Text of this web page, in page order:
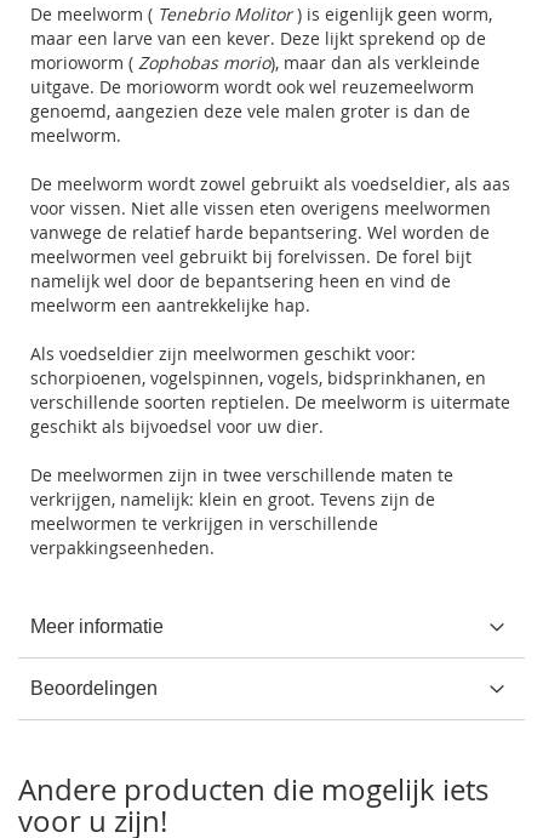
De meelworm ( Tenebrio Molitor) is eigenlijk geen worm,
maar een larve van een kever. Deze lijkt sprekend op de
morioworm ( Zophobas morio), maar dan als verkleinde
uitgave. De morioworm wordt ook wel reuzemeelworm
genoemd, aangezien deze vele malen groter is dan de
meelworm.
De meelworm wordt zowel gebruikt als voedseldier, als aas
voor vissen. Niet alle vissen eten overigens meelwormen
vanwege de relatief harde bepantsering. Wel worden de
meelwormen veel gebruikt bij forelvissen. De forel bijt
namelijk wel door de bepantsering heen en vind de
meelworm een aantrekkelijke hap.
Als voedseldier zijn meelwormen geschikt voor:
schorpioenen, vogelspinnen, vogels, bidsprinkhanen, en
verschillende soorten reptielen. De meelworm is uitermate
geschikt als bijvoedsel voor uw dier.
De meelwormen zijn in twee verschillende maten te
verkrijgen, namelijk: klein en groot. Tevens zijn de
meelwormen te verkrijgen in verschillende
verpakkingseenheden.
Meer informatie
Beoordelingen
Andere producten die mogelijk iets
voor u zijn!